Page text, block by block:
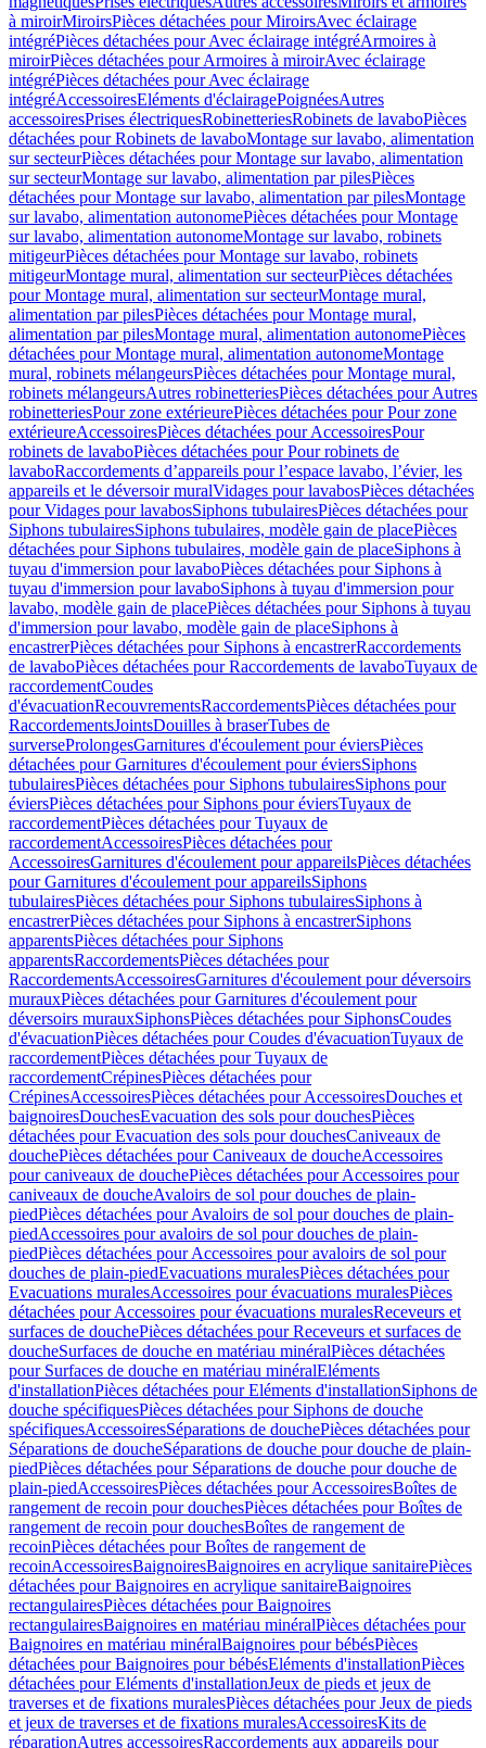
à miroirMiroirsPièces détachées pour MiroirsAvec éclairage
intégréPièces détachées pour Avec éclairage intégréArmoires à
miroirPièces détachées pour Armoires à miroirAvec éclairage
intégréPièces détachées pour Avec éclairage
intégréAccessoiresEléments d'éclairagePoignéesAutres
accessoiresPrises électriquesRobinetteriesRobinets de lavaboPièces
détachées pour Robinets de lavaboMontage sur lavabo, alimentation
sur secteurPièces détachées pour Montage sur lavabo, alimentation
sur secteurMontage sur lavabo, alimentation par pilesPièces
détachées pour Montage sur lavabo, alimentation par pilesMontage
sur lavabo, alimentation autonomePièces détachées pour Montage
sur lavabo, alimentation autonomeMontage sur lavabo, robinets
mitigeurPièces détachées pour Montage sur lavabo, robinets
mitigeurMontage mural, alimentation sur secteurPièces détachées
pour Montage mural, alimentation sur secteurMontage mural,
alimentation par pilesPièces détachées pour Montage mural,
alimentation par pilesMontage mural, alimentation autonomePièces
détachées pour Montage mural, alimentation autonomeMontage
mural, robinets mélangeursPièces détachées pour Montage mural,
robinets mélangeursAutres robinetteriesPièces détachées pour Autres
robinetteriesPour zone extérieurePièces détachées pour Pour zone
extérieureAccessoiresPièces détachées pour AccessoiresPour
robinets de lavaboPièces détachées pour Pour robinets de
lavaboRaccordements d’appareils pour l’espace lavabo, l’évier, les
appareils et le déversoir muralVidages pour lavabosPièces détachées
pour Vidages pour lavabosSiphons tubulairesPièces détachées pour
Siphons tubulairesSiphons tubulaires, modèle gain de placePièces
détachées pour Siphons tubulaires, modèle gain de placeSiphons à
tuyau d'immersion pour lavaboPièces détachées pour Siphons à
tuyau d'immersion pour lavaboSiphons à tuyau d'immersion pour
lavabo, modèle gain de placePièces détachées pour Siphons à tuyau
d'immersion pour lavabo, modèle gain de placeSiphons à
encastrerPièces détachées pour Siphons à encastrerRaccordements
de lavaboPièces détachées pour Raccordements de lavaboTuyaux de
raccordementCoudes
d'évacuationRecouvrementsRaccordementsPièces détachées pour
RaccordementsJointsDouilles à braserTubes de
surverseProlongesGarnitures d'écoulement pour éviersPièces
détachées pour Garnitures d'écoulement pour éviersSiphons
tubulairesPièces détachées pour Siphons tubulairesSiphons pour
éviersPièces détachées pour Siphons pour éviersTuyaux de
raccordementPièces détachées pour Tuyaux de
raccordementAccessoiresPièces détachées pour
AccessoiresGarnitures d'écoulement pour appareilsPièces détachées
pour Garnitures d'écoulement pour appareilsSiphons
tubulairesPièces détachées pour Siphons tubulairesSiphons à
encastrerPièces détachées pour Siphons à encastrerSiphons
apparentsPièces détachées pour Siphons
apparentsRaccordementsPièces détachées pour
RaccordementsAccessoiresGarnitures d'écoulement pour déversoirs
murauxPièces détachées pour Garnitures d'écoulement pour
déversoirs murauxSiphonsPièces détachées pour SiphonsCoudes
d'évacuationPièces détachées pour Coudes d'évacuationTuyaux de
raccordementPièces détachées pour Tuyaux de
raccordementCrépinesPièces détachées pour
CrépinesAccessoiresPièces détachées pour AccessoiresDouches et
baignoiresDouchesEvacuation des sols pour douchesPièces
détachées pour Evacuation des sols pour douchesCaniveaux de
douchePièces détachées pour Caniveaux de doucheAccessoires
pour caniveaux de douchePièces détachées pour Accessoires pour
caniveaux de doucheAvaloirs de sol pour douches de plain-
piedPièces détachées pour Avaloirs de sol pour douches de plain-
piedAccessoires pour avaloirs de sol pour douches de plain-
piedPièces détachées pour Accessoires pour avaloirs de sol pour
douches de plain-piedEvacuations muralesPièces détachées pour
Evacuations muralesAccessoires pour évacuations muralesPièces
détachées pour Accessoires pour évacuations muralesReceveurs et
surfaces de douchePièces détachées pour Receveurs et surfaces de
doucheSurfaces de douche en matériau minéralPièces détachées
pour Surfaces de douche en matériau minéralEléments
d'installationPièces détachées pour Eléments d'installationSiphons de
douche spécifiquesPièces détachées pour Siphons de douche
spécifiquesAccessoiresSéparations de douchePièces détachées pour
Séparations de doucheSéparations de douche pour douche de plain-
piedPièces détachées pour Séparations de douche pour douche de
plain-piedAccessoiresPièces détachées pour AccessoiresBoîtes de
rangement de recoin pour douchesPièces détachées pour Boîtes de
rangement de recoin pour douchesBoîtes de rangement de
recoinPièces détachées pour Boîtes de rangement de
recoinAccessoiresBaignoiresBaignoires en acrylique sanitairePièces
détachées pour Baignoires en acrylique sanitaireBaignoires
rectangulairesPièces détachées pour Baignoires
rectangulairesBaignoires en matériau minéralPièces détachées pour
Baignoires en matériau minéralBaignoires pour bébésPièces
détachées pour Baignoires pour bébésEléments d'installationPièces
détachées pour Eléments d'installationJeux de pieds et jeux de
traverses et de fixations muralesPièces détachées pour Jeux de pieds
et jeux de traverses et de fixations muralesAccessoiresKits de
réparationAutres accessoiresRaccordements aux appareils pour